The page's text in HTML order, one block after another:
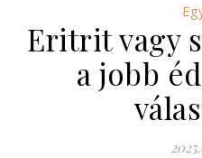
Eritrit vagy
a jobb